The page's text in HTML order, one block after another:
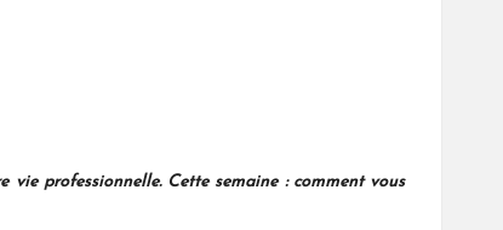
professionnelle. Cette semaine : comment vous